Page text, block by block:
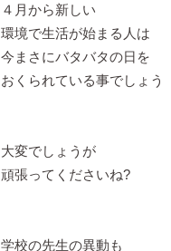
４月から新しい
環境で生活が始まる人は
今まさにバタバタの日を
おくられている事でしょう
大変でしょうが
頑張ってくださいね?
学校の先生の異動も